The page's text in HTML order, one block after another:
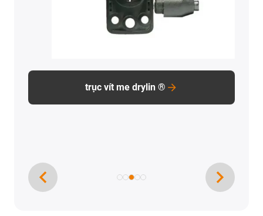
trục vít me drylin ®